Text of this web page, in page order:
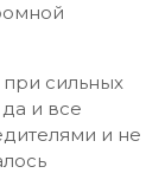
сильных
и все
и не